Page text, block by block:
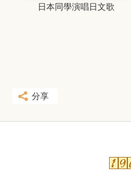
日本同學演唱日文歌
分享